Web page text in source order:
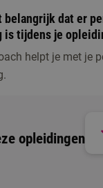
belangrijk dat er
is tijdens je
helpt je met je
opleidingen